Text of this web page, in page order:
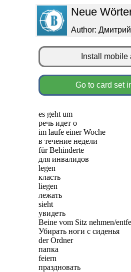
Neue
Author:
Install mobile
Go to card set
es geht um
речь идет о
im laufe einer Woche
в течение недели
für Behinderte
для инвалидов
legen
класть
liegen
лежать
sieht
увидеть
Beine vom Sitz nehmen/
Убирать ноги с сиденья
der Ordner
папка
feiern
праздновать